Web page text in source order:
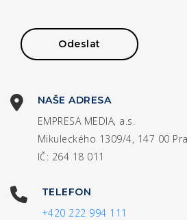
NAŠE ADRESA
EMPRESA MEDIA, a.s.
Mikuleckého 1309/4, 147 00
IČ: 264 18 011
TELEFON
+420 222 994 111